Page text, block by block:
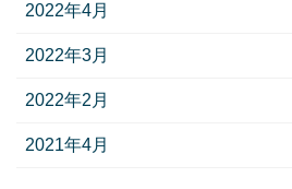
2022年4月
2022年3月
2022年2月
2021年4月